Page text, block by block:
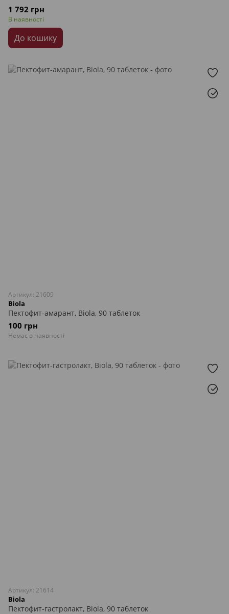
1 792 грн
В наявності
До кошику
Артикул: 21609
Biola
Пектофит-амарант, Biola, 90 таблеток
100 грн
Немає в наявності
Артикул: 21614
Biola
Пектофит-гастролакт, Biola, 90 таблеток